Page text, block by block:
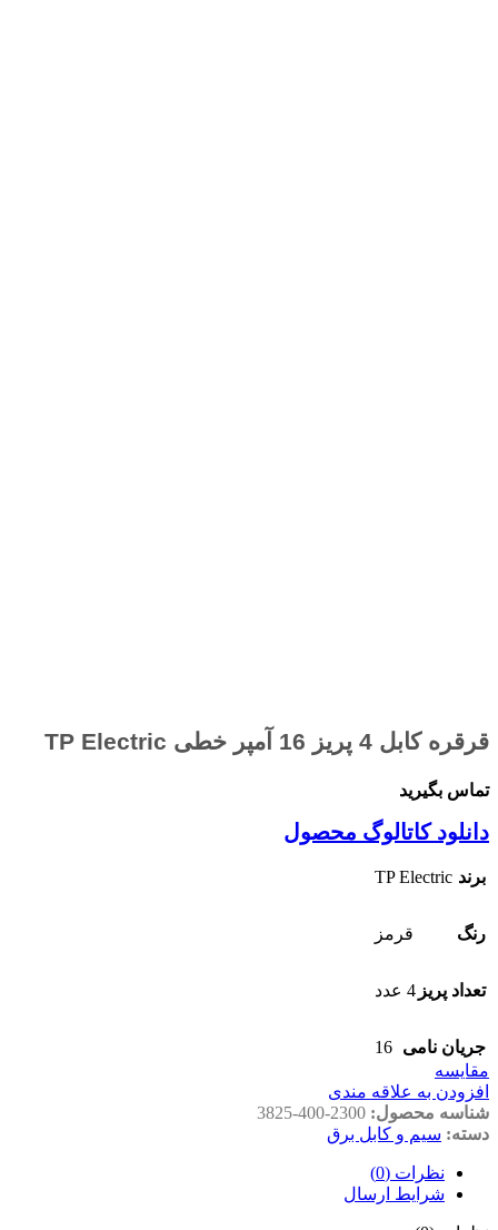
قرقره کابل 4 پریز 16 آمپر خطی TP Electric
تماس بگیرید
دانلود کاتالوگ محصول
برند TP Electric
رنگ قرمز
تعداد پریز 4 عدد
جریان نامی 16
مقايسه
افزودن به علاقه مندی
شناسه محصول: 3825-400-2300
دسته: سیم و کابل برق
نظرات (0)
شرایط ارسال